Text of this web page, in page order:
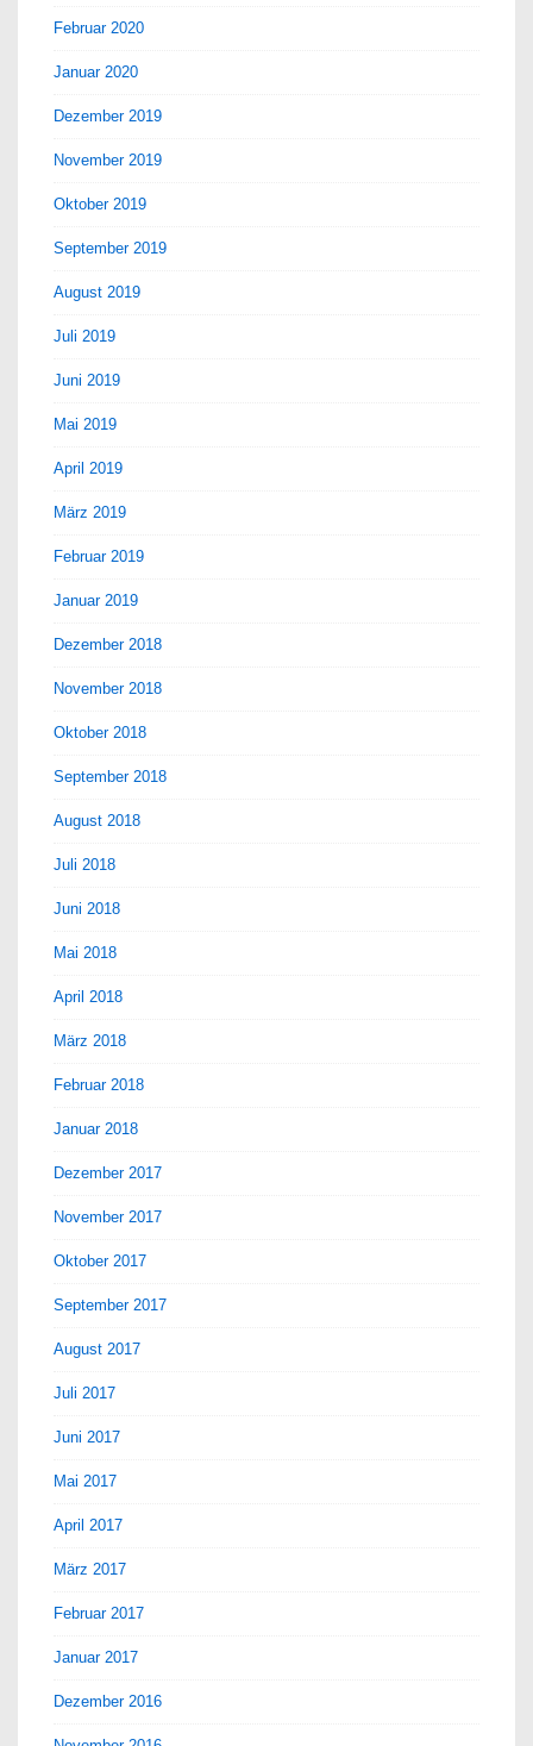
Februar 2020
Januar 2020
Dezember 2019
November 2019
Oktober 2019
September 2019
August 2019
Juli 2019
Juni 2019
Mai 2019
April 2019
März 2019
Februar 2019
Januar 2019
Dezember 2018
November 2018
Oktober 2018
September 2018
August 2018
Juli 2018
Juni 2018
Mai 2018
April 2018
März 2018
Februar 2018
Januar 2018
Dezember 2017
November 2017
Oktober 2017
September 2017
August 2017
Juli 2017
Juni 2017
Mai 2017
April 2017
März 2017
Februar 2017
Januar 2017
Dezember 2016